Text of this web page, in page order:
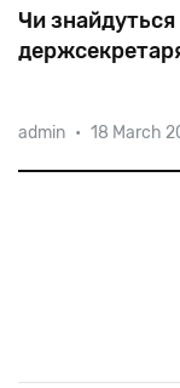
Чи знайдуться
Коли в 1874 році
Золотоноші до
admin • 18 March